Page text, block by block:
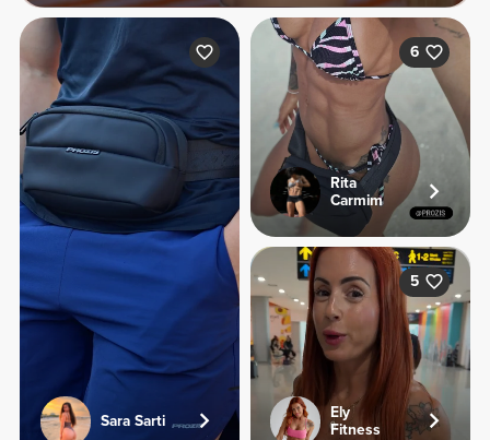
Sara Sarti
6
Rita
Carmim
5
Ely
Fitness